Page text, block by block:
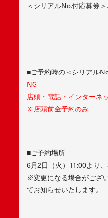
＜シリアルNo.付応募券
■ご予約時の＜シリアル
NG
店頭・電話・インターネ
※店頭前金予約のみ
■ご予約場所
6月2日（火）11:00より
※変更になる場合がござ
てお知らせいたします。